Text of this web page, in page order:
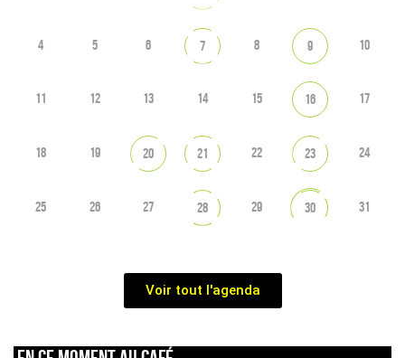
4 5 6 7 8 9 10
11 12 13 14 15 16 17
18 19 20 21 22 23 24
25 26 27 28 29 30 31
Voir tout l'agenda